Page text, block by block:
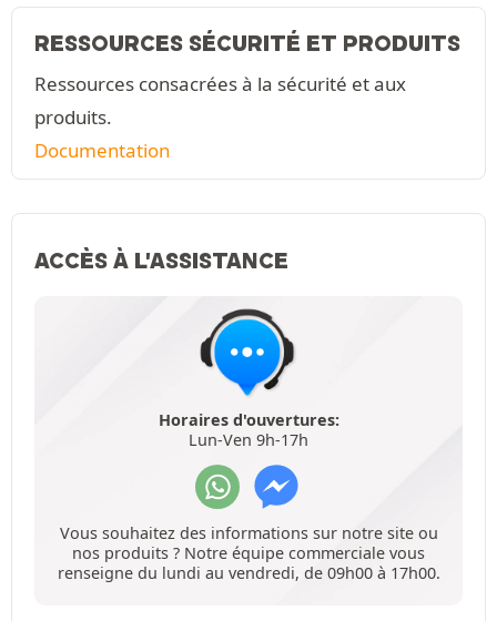
RESSOURCES SÉCURITÉ ET PRODUITS
Ressources consacrées à la sécurité et aux
produits.
Documentation
ACCÈS À L'ASSISTANCE
Horaires d'ouvertures:
Lun-Ven 9h-17h
Vous souhaitez des informations sur notre site ou
nos produits ? Notre équipe commerciale vous
renseigne du lundi au vendredi, de 09h00 à 17h00.